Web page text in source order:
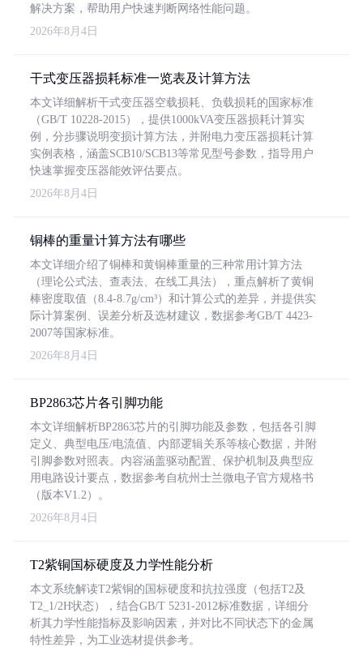
解决方案，帮助用户快速判断网络性能问题。
2026年8月4日
干式变压器损耗标准一览表及计算方法
本文详细解析干式变压器空载损耗、负载损耗的国家标准
（GB/T 10228-2015），提供1000kVA变压器损耗计算实
例，分步骤说明变损计算方法，并附电力变压器损耗计算
实例表格，涵盖SCB10/SCB13等常见型号参数，指导用户
快速掌握变压器能效评估要点。
2026年8月4日
铜棒的重量计算方法有哪些
本文详细介绍了铜棒和黄铜棒重量的三种常用计算方法
（理论公式法、查表法、在线工具法），重点解析了黄铜
棒密度取值（8.4-8.7g/cm³）和计算公式的差异，并提供实
际计算案例、误差分析及选材建议，数据参考GB/T 4423-
2007等国家标准。
2026年8月4日
BP2863芯片各引脚功能
本文详细解析BP2863芯片的引脚功能及参数，包括各引脚
定义、典型电压/电流值、内部逻辑关系等核心数据，并附
引脚参数对照表。内容涵盖驱动配置、保护机制及典型应
用电路设计要点，数据参考自杭州士兰微电子官方规格书
（版本V1.2）。
2026年8月4日
T2紫铜国标硬度及力学性能分析
本文系统解读T2紫铜的国标硬度和抗拉强度（包括T2及
T2_1/2H状态），结合GB/T 5231-2012标准数据，详细分
析其力学性能指标及影响因素，并对比不同状态下的金属
特性差异，为工业选材提供参考。